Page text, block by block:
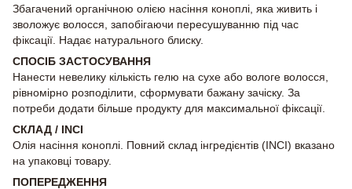
Збагачений органічною олією насіння коноплі, яка живить і
зволожує волосся, запобігаючи пересушуванню під час
фіксації. Надає натурального блиску.
СПОСІБ ЗАСТОСУВАННЯ
Нанести невелику кількість гелю на сухе або вологе волосся,
рівномірно розподілити, сформувати бажану зачіску. За
потреби додати більше продукту для максимальної фіксації.
СКЛАД / INCI
Олія насіння коноплі. Повний склад інгредієнтів (INCI) вказано
на упаковці товару.
ПОПЕРЕДЖЕННЯ